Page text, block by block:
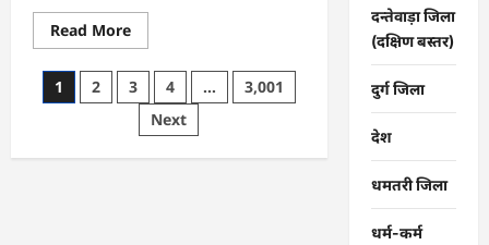
Read MoreRead
more
CG
:
खाट
एक
Posts
1 2 3 4 …
3,001
Next
दन्तेवाड़ा जिला
(दक्षिण बस्तर)
दुर्ग जिला
देश
धमतरी जिला
धर्म-कर्म